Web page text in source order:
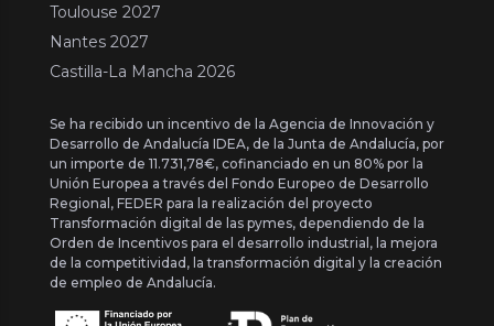
Toulouse 2027
Nantes 2027
Castilla-La Mancha 2026
Se ha recibido un incentivo de la Agencia de Innovación y
Desarrollo de Andalucía IDEA, de la Junta de Andalucía, por
un importe de 11.731,78€, cofinanciado en un 80% por la
Unión Europea a través del Fondo Europeo de Desarrollo
Regional, FEDER para la realización del proyecto
Transformación digital de las pymes, dependiendo de la
Orden de Incentivos para el desarrollo industrial, la mejora
de la competitividad, la transformación digital y la creación
de empleo de Andalucía.